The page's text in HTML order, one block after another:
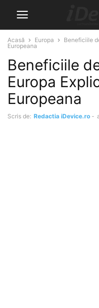
Acasă Europa
Beneficiile
Europeana
Beneficiile
Europa
Europeana
Scris de: Redactia iDevice.ro -